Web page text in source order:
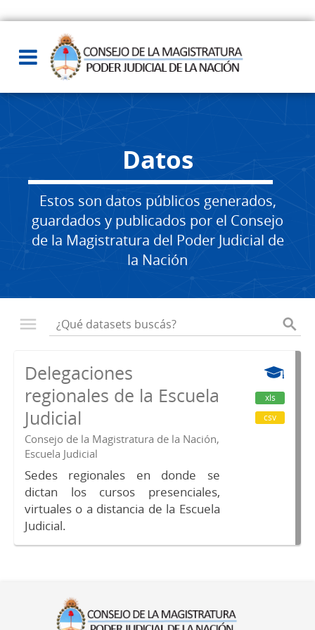
Datos
Estos son datos públicos generados,
guardados y publicados por el Consejo
de la Magistratura del Poder Judicial de
la Nación
Delegaciones
regionales de la Escuela
Judicial
Consejo de la Magistratura de la Nación,
Escuela Judicial
Sedes regionales en donde se
dictan los cursos presenciales,
virtuales o a distancia de la Escuela
Judicial.
xls
csv